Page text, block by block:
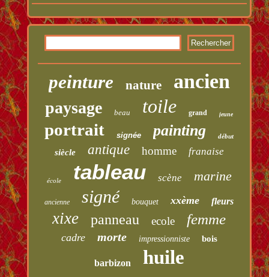
peinture nature ancien
paysage beau toile grand jeune
portrait signée painting début
siècle antique homme franaise
école tableau scène marine
ancienne signé bouquet xxème fleurs
xixe panneau ecole femme
cadre morte impressionniste bois
barbizon huile